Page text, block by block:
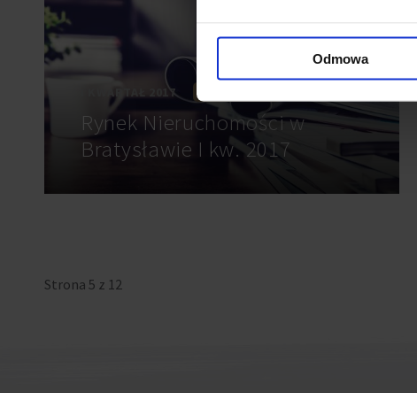
Odmowa
I KWARTAŁ 2017
Rynek Nieruchomości w
Bratysławie I kw. 2017
Strona 5 z 12